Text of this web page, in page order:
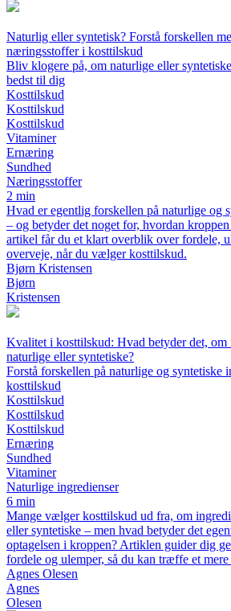
Naturlig eller syntetisk? Forstå forskellen
næringsstoffer i kosttilskud
Bliv klogere på, om naturlige eller
bedst til dig
Kosttilskud
Kosttilskud
Kosttilskud
Vitaminer
Ernæring
Sundhed
Næringsstoffer
2 min
Hvad er egentlig forskellen på naturlige og
– og betyder det noget for, hvordan
artikel får du et klart overblik over fordele,
overveje, når du vælger kosttilskud.
Bjørn Kristensen
Bjørn
Kristensen
Kvalitet i kosttilskud: Hvad betyder det, om
naturlige eller syntetiske?
Forstå forskellen på naturlige og syntetiske
kosttilskud
Kosttilskud
Kosttilskud
Kosttilskud
Ernæring
Sundhed
Vitaminer
Naturlige ingredienser
6 min
Mange vælger kosttilskud ud fra, om
eller syntetiske – men hvad betyder det
optagelsen i kroppen? Artiklen guider dig
fordele og ulemper, så du kan træffe et
Agnes Olesen
Agnes
Olesen